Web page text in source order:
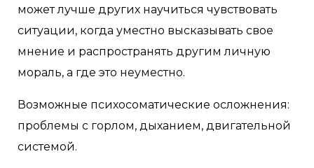
может лучше других научиться чувствовать
ситуации, когда уместно высказывать свое
мнение и распространять другим личную
мораль, а где это неуместно.
Возможные психосоматические осложнения:
проблемы с горлом, дыханием, двигательной
системой.